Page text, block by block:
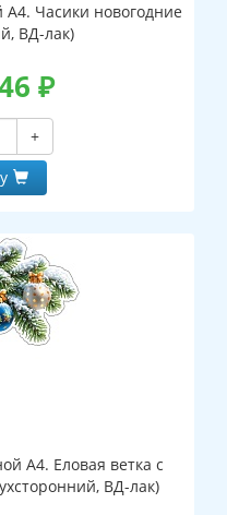
Часики новогодние
ВД-лак)
₽
+
А4. Еловая ветка с
ВД-лак)